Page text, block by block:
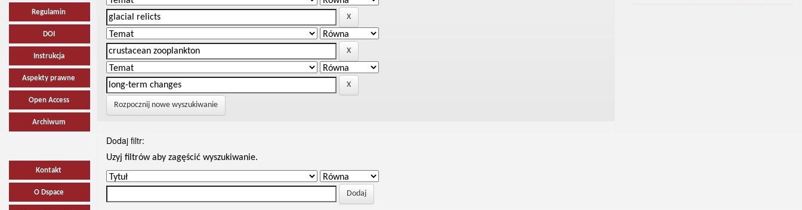
Regulamin
DOI
Instrukcja
Aspekty prawne
Open Access
Archiwum
Kontakt
O Dspace
Rozpocznij nowe wyszukiwanie
Dodaj filtr:
Uzyj filtrów aby zagęścić wyszukiwanie.